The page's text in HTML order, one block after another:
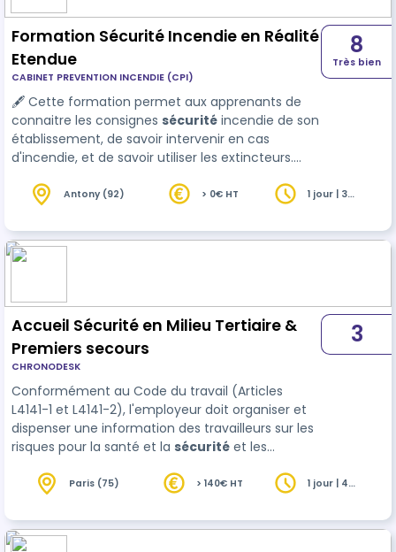
Formation Sécurité Incendie en Réalité
Etendue
CABINET PREVENTION INCENDIE (CPI)
🖋 Cette formation permet aux apprenants de
connaitre les consignes sécurité incendie de son
établissement, de savoir intervenir en cas
d'incendie, et de savoir utiliser les extincteurs.
possibles : nous consulter 📌Cette formation
nombreux…
8
Très bien
Antony (92) > 0€ HT
1 jour | 3
Accueil Sécurité en Milieu Tertiaire &
Premiers secours
CHRONODESK
Conformément au Code du travail (Articles
L4141-1 et L4141-2), l'employeur doit organiser et
dispenser une information des travailleurs sur les
risques pour la santé et la sécurité et les
a développé un support de formation qui
sécurité liés au poste de travail d'un collaborateur
en milieu tertiaire. Il apporte les informa…
3
Paris (75) > 140€ HT
1 jour | 4